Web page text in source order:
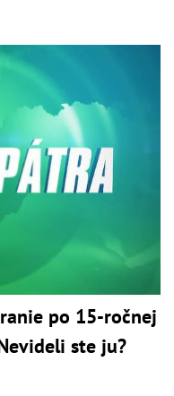
po 15-ročnej
ste ju?